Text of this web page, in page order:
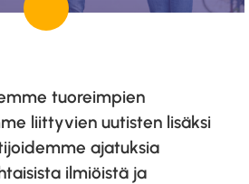
tuoreimpien
liittyvien uutisten lisäksi
ajatuksia
ilmiöistä ja